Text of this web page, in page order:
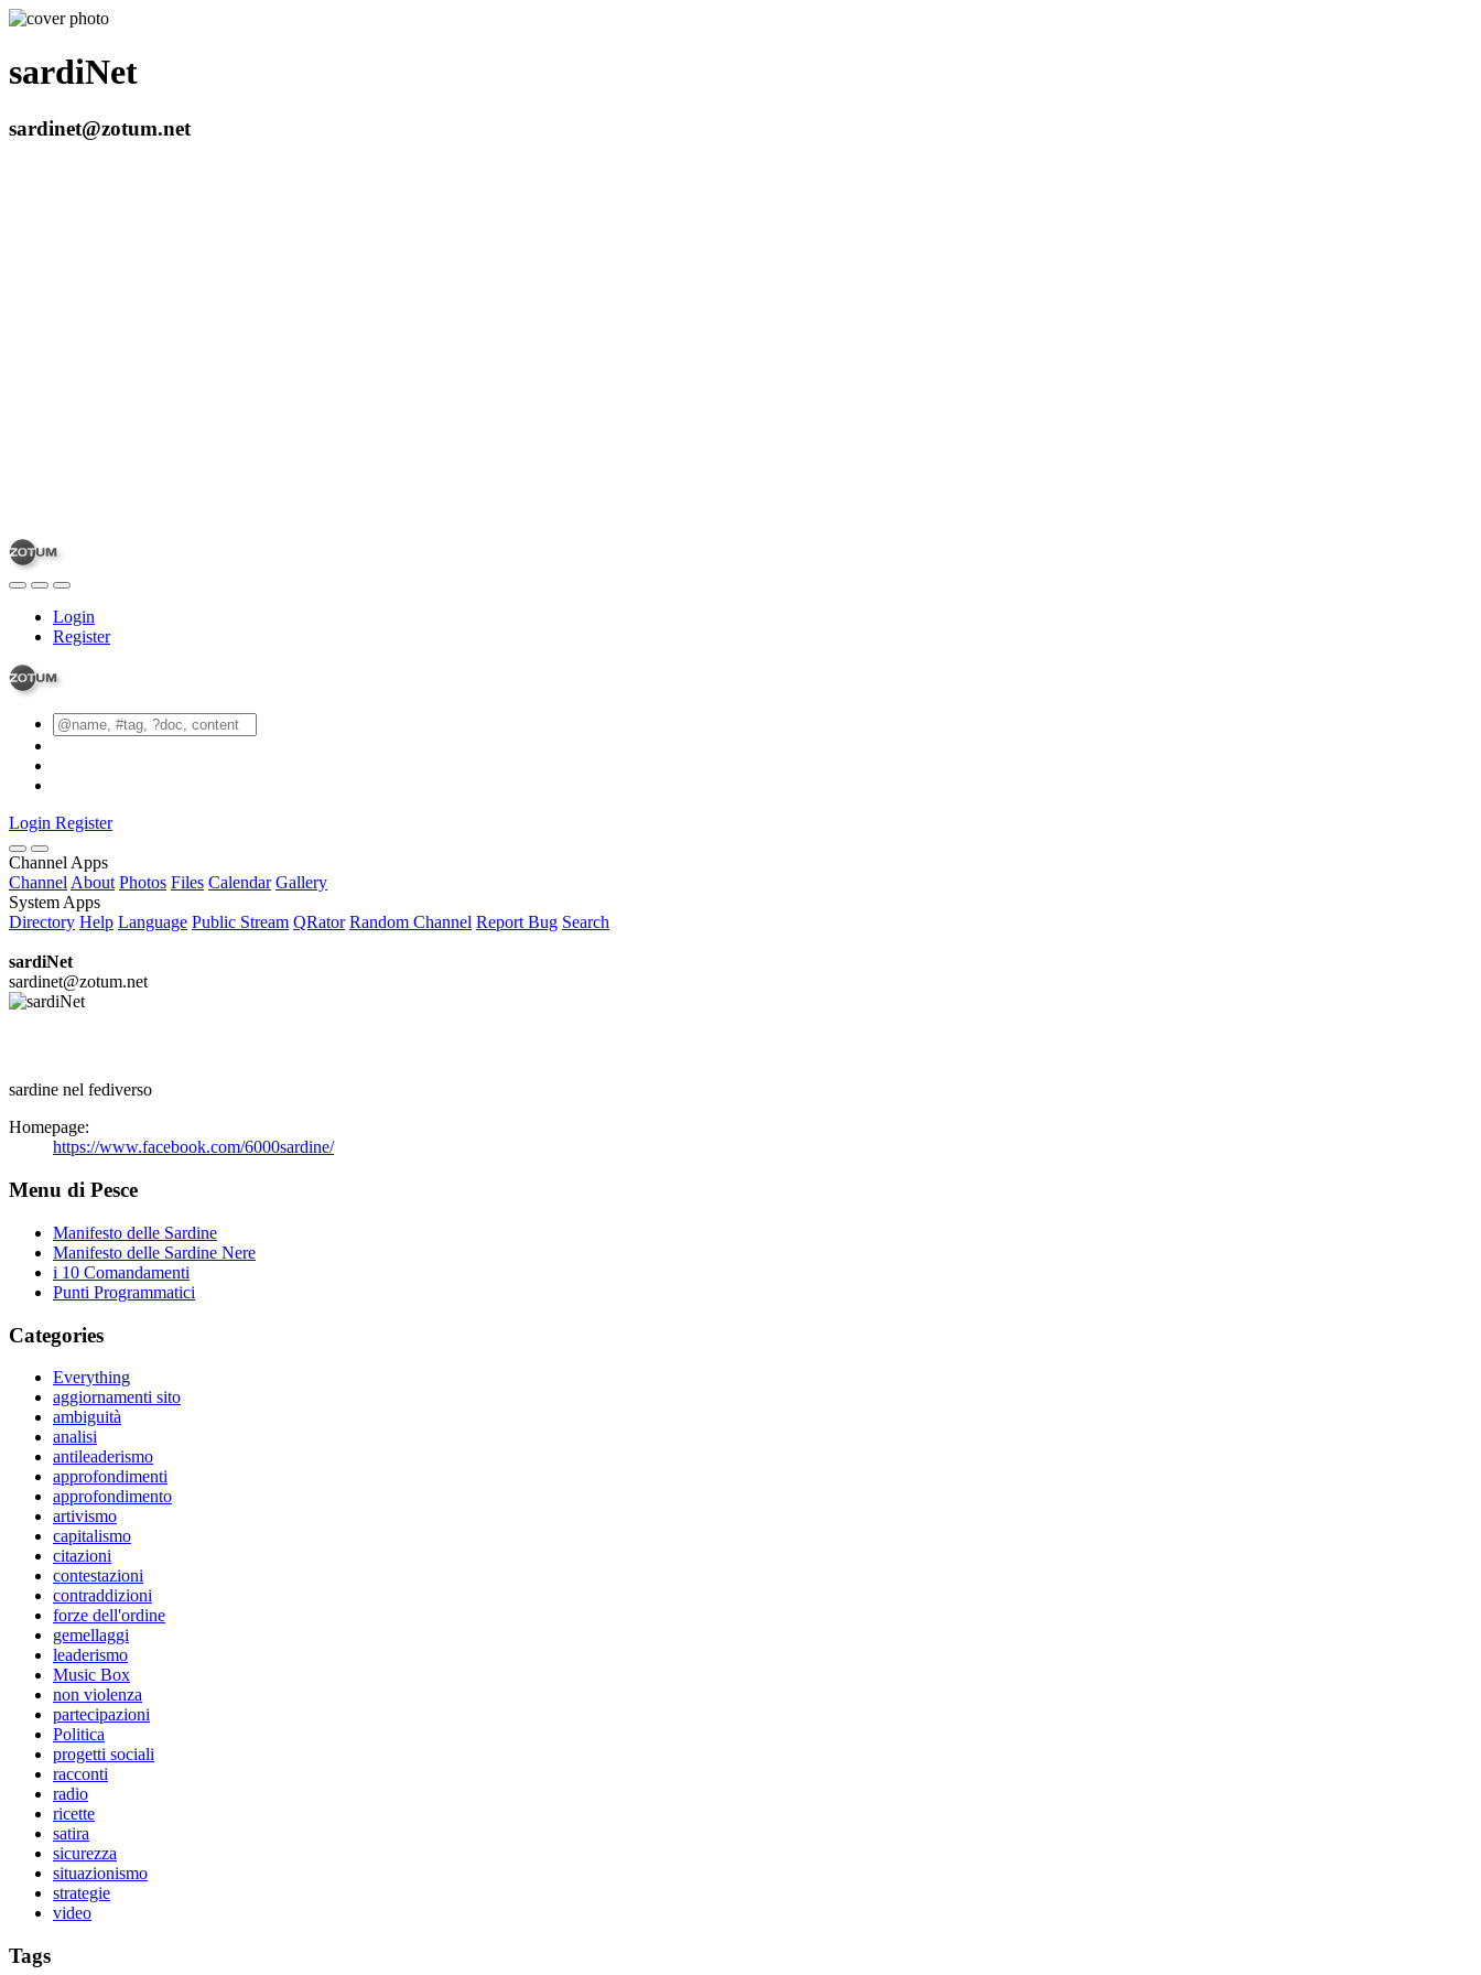
sardiNet
sardinet@zotum.net
Login
Register
Login Register
Channel Apps
Channel About Photos Files Calendar Gallery
System Apps
Directory Help Language Public Stream QRator Random Channel Report Bug Search
sardiNet
sardinet@zotum.net
sardine nel fediverso
Homepage:
https://www.facebook.com/6000sardine/
Menu di Pesce
Manifesto delle Sardine
Manifesto delle Sardine Nere
i 10 Comandamenti
Punti Programmatici
Categories
Everything
aggiornamenti sito
ambiguità
analisi
antileaderismo
approfondimenti
approfondimento
artivismo
capitalismo
citazioni
contestazioni
contraddizioni
forze dell'ordine
gemellaggi
leaderismo
Music Box
non violenza
partecipazioni
Politica
progetti sociali
racconti
radio
ricette
satira
sicurezza
situazionismo
strategie
video
Tags